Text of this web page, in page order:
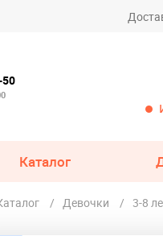
50
Каталог
Девочки 3-8